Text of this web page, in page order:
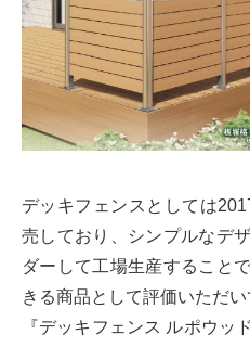
デッキフェンスとしては
売しており、シンプルなデ
ダーして工場生産すること
きる商品として評価いただい
『デッキフェンス ルポウッ